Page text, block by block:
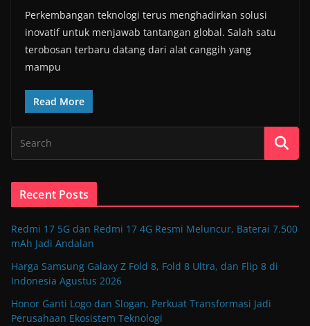
Perkembangan teknologi terus menghadirkan solusi
inovatif untuk menjawab tantangan global. Salah satu
terobosan terbaru datang dari alat canggih yang
mampu
Read More
Recent Posts
Redmi 17 5G dan Redmi 17 4G Resmi Meluncur, Baterai 7.500
mAh Jadi Andalan
Harga Samsung Galaxy Z Fold 8, Fold 8 Ultra, dan Flip 8 di
Indonesia Agustus 2026
Honor Ganti Logo dan Slogan, Perkuat Transformasi Jadi
Perusahaan Ekosistem Teknologi